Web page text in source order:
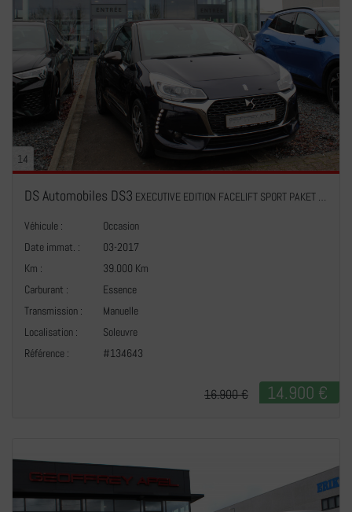
14
DS Automobiles DS3 EXECUTIVE EDITION FACELIFT SPORT PAKET CUIR BI-XENON NAVI
Véhicule :
Occasion
Date immat. :
03-2017
Km :
39.000 Km
Carburant :
Essence
Transmission :
Manuelle
Localisation :
Soleuvre
Référence :
#134643
14.900 €
16.900 €